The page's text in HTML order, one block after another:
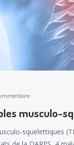
musculo-
squelettiques